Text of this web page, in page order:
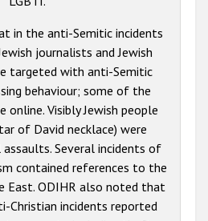
in the anti-Semitic incidents
journalists and Jewish
targeted with anti-Semitic
behaviour; some of the
online. Visibly Jewish people
of David necklace) were
Several incidents of
contained references to the
East. ODIHR also noted that
Christian incidents reported